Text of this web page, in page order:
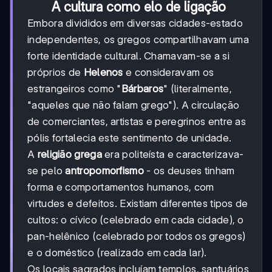
A cultura como elo de ligação
Embora divididos em diversas cidades-estado
independentes, os gregos compartilhavam uma
forte identidade cultural. Chamavam-se a si
próprios de Helenos e consideravam os
estrangeiros como " Bárbaros" (literalmente,
"aqueles que não falam grego"). A circulação
de comerciantes, artistas e peregrinos entre as
pólis fortalecia este sentimento de unidade.
A religião gregaera politeísta e caracterizava-
se peloantropomorfismo- os deuses tinham
forma e comportamentos humanos, com
virtudes e defeitos. Existiam diferentes tipos de
cultos: o cívico (celebrado em cada cidade), o
pan-helênico (celebrado por todos os gregos)
e o doméstico (realizado em cada lar).
Os locais sagrados incluíam templos, santuários